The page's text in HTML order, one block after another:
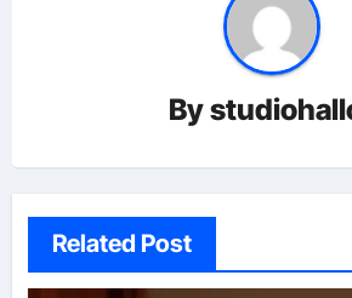
By
Related Post